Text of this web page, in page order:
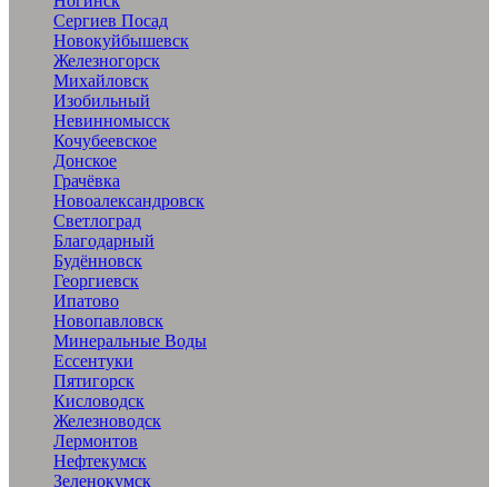
Сергиев Посад
Новокуйбышевск
Железногорск
Михайловск
Изобильный
Невинномысск
Кочубеевское
Донское
Грачёвка
Новоалександровск
Светлоград
Благодарный
Будённовск
Георгиевск
Ипатово
Новопавловск
Минеральные Воды
Ессентуки
Пятигорск
Кисловодск
Железноводск
Лермонтов
Нефтекумск
Зеленокумск